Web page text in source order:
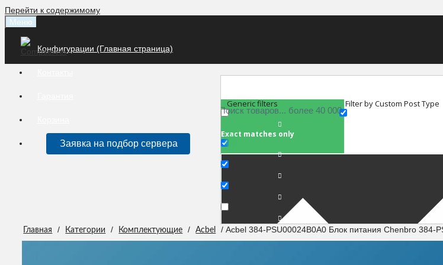
Перейти к содержимому
Меню
Конфигурации (Главная страница)
Заявка на подбор сервера
Generic filters
Exact matches only
Filter by Custom Post Type
Главная / Категории / Комплектующие / Acbel / Acbel 384-PSU00024B0A0 Блок питания Chenbro 384-